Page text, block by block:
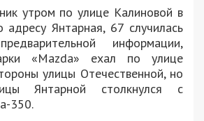
утром по улице Калиновой в
Янтарная, 67 случилась
информации,
«Mazda» ехал по улице
улицы Отечественной, но
Янтарной столкнулся с
350.